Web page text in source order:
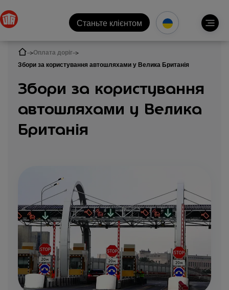
Станьте клієнтом
Оплата доріг
Збори за користування автошляхами у Велика Британія
Збори за користування
автошляхами у Велика
Британія